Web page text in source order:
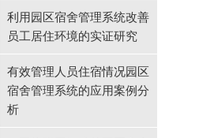
利用园区宿舍管理系统改善
员工居住环境的实证研究
有效管理人员住宿情况园区
宿舍管理系统的应用案例分
析